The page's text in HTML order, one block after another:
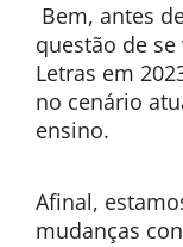
Bem, antes
questão de
Letras em
no cenário
ensino.
Afinal,
mudanças